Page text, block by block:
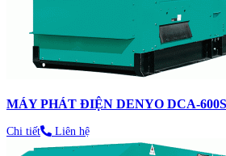
MÁY PHÁT ĐIỆN DENYO DCA-
Chi tiết Liên hệ